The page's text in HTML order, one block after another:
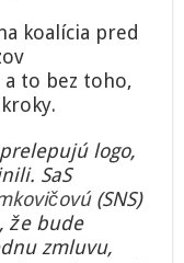
koalícia pred
a to bez toho,
prelepujú logo,
SaS
(SNS)
že bude
zmluvu,